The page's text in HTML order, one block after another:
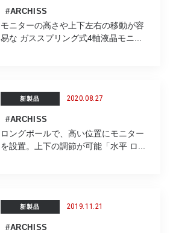
#ARCHISS
モニターの高さや上下左右の移動が容
易な ガススプリング式4軸液晶モニ...
新製品 2020.08.27
#ARCHISS
ロングポールで、高い位置にモニター
を設置。上下の調節が可能「水平 ロ...
新製品 2019.11.21
#ARCHISS